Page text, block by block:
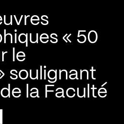
« 50
le
soulignant
la Faculté